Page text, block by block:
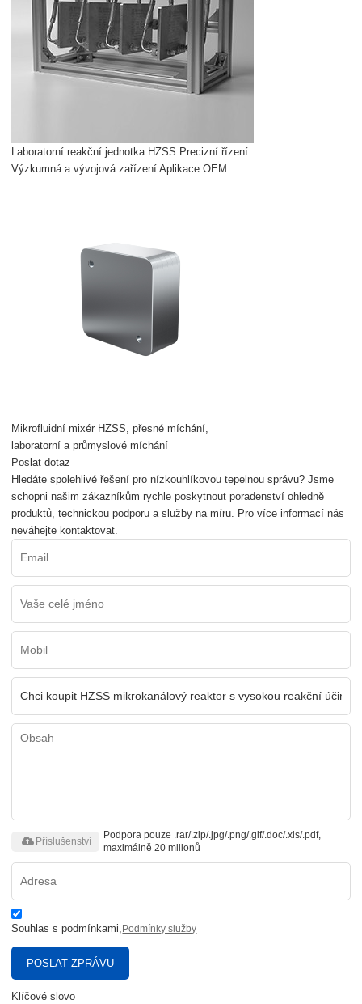
Laboratorní reakční jednotka HZSS Precizní řízení
Výzkumná a vývojová zařízení Aplikace OEM
Mikrofluidní mixér HZSS, přesné míchání,
laboratorní a průmyslové míchání
Poslat dotaz
Hledáte spolehlivé řešení pro nízkouhlíkovou tepelnou správu? Jsme
schopni našim zákazníkům rychle poskytnout poradenství ohledně
produktů, technickou podporu a služby na míru. Pro více informací nás
neváhejte kontaktovat.
Podpora pouze .rar/.zip/.jpg/.png/.gif/.doc/.xls/.pdf,
maximálně 20 milionů
Příslušenství
Souhlas s podmínkami, Podmínky služby
POSLAT ZPRÁVU
Klíčové slovo